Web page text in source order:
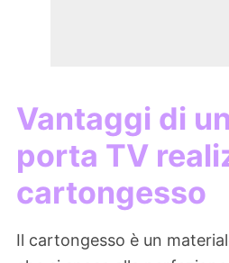
Vantaggi di
porta TV
cartongesso
Il cartongesso è un